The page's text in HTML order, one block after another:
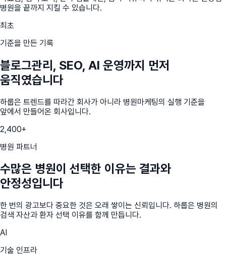
병원을 끝까지 지킬 수 있습니다.
최초
기준을 만든 기록
블로그관리, SEO, AI 운영까지 먼저
움직였습니다
하룹은 트렌드를 따라간 회사가 아니라 병원마케팅의 실행 기준을
앞에서 만들어온 회사입니다.
2,400+
병원 파트너
수많은 병원이 선택한 이유는 결과와
안정성입니다
한 번의 광고보다 중요한 것은 오래 쌓이는 신뢰입니다. 하룹은 병원의
검색 자산과 환자 선택 이유를 함께 만듭니다.
AI
기술 인프라